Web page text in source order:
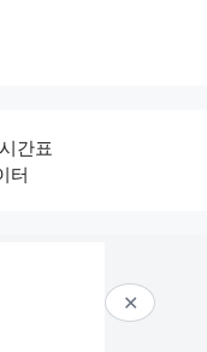
간표
터
✕